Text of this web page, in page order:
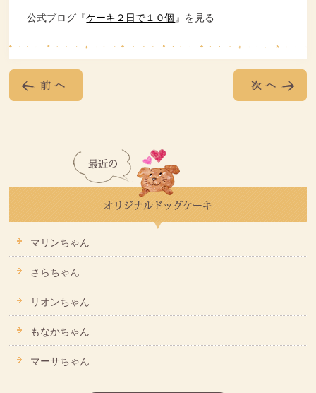
公式ブログ『ケーキ２日で１０個 』を見る
マリンちゃん
さらちゃん
リオンちゃん
もなかちゃん
マーサちゃん